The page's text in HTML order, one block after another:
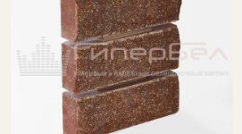
цветов и возможных
и цифровых рядов без
строительства.